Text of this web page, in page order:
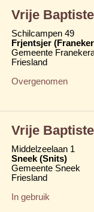
Vrije
Schilcampen 49
Frjentsjer
Gemeente
Friesland
Overgenomen
Vrije
Middelzeelaan 1
Sneek (Snits)
Gemeente Sneek
Friesland
In gebruik